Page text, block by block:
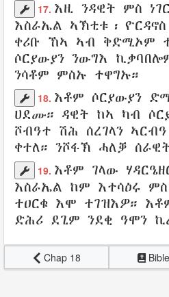
17. እዚ ንዳዊት ምስ
እስራኤል ኣኽቲቱ ፡ ዮርዳኖስ
ቀሪቡ ኸኣ ኣብ ቅድሚኦም
ሶርያውያን ንውግእ
ንሳቶም ምስኡ ተዋግኡ።
18. እቶም ሶርያውያን
ሀደሙ። ዳዊት ከኣ ካብ
ሾብዓተ ሽሕ ሰረገላን ኣርብዓ
ቀተለ። ንሾፋኽ ሓለቓ
19. እቶም ገላው
እስራኤል ከም እተሳዕሩ ምስ
ተዐርቁ እሞ ተገዝእዎ።
ድሕሪ ደጊም ንደቂ ዓሞን
Chap 18 Bible